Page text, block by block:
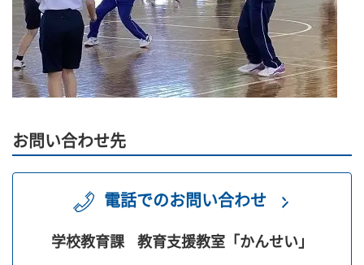
お問い合わせ先
電話でのお問い合わせ
学校教育課 教育支援教室「かんせい」